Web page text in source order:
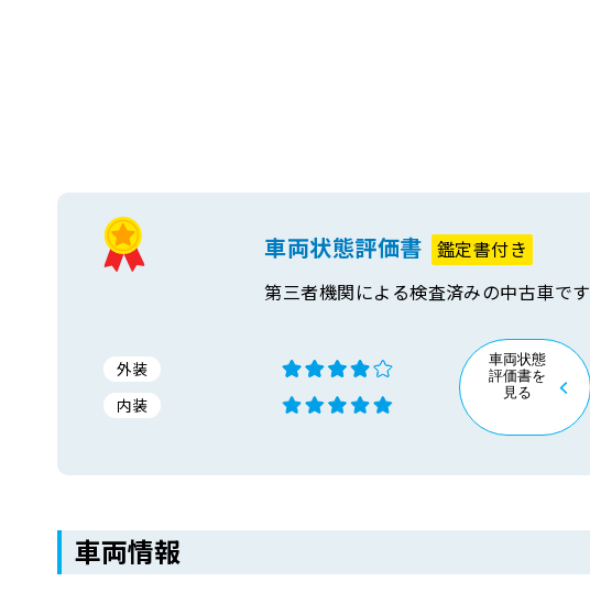
車両状態評価書 鑑定書付き
第三者機関による検査済みの中古車です
外装
内装
車両状態
評価書を
見る
車両情報